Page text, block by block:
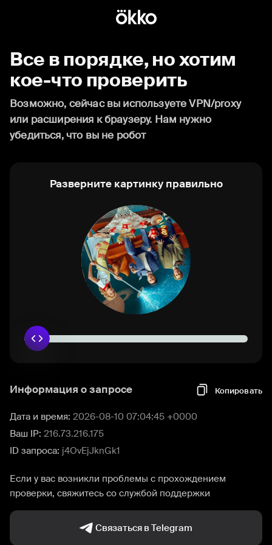
Все в порядке, но хотим
кое-что проверить
Возможно, сейчас вы используете VPN/proxy
или расширения к браузеру. Нам нужно
убедиться, что вы не робот
Разверните картинку правильно
Информация о запросе Копировать
Дата и время: 2026-08-10 07:04:45 +0000
Ваш IP: 216.73.216.175
ID запроса: j4OvEjJknGk1
Если у вас возникли проблемы с прохождением
проверки, свяжитесь со службой поддержки
Связаться в Telegram